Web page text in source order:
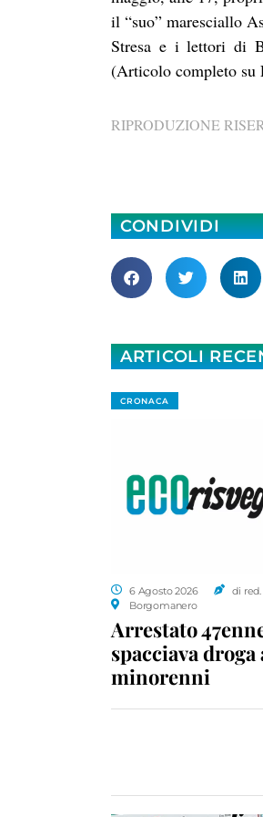
il “suo” maresciallo
Stresa e i lettori di
(Articolo completo su
RIPRODUZIONE
CONDIVIDI
ARTICOLI
CRONACA
6 Agosto 2026
di red.
Borgomanero
Arrestato
spacciava droga
minorenni